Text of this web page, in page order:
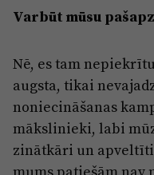
Varbūt mūsu
Nē, es tam
augsta, tikai
noniecināšanas
mākslinieki, labi
zinātkāri un
mums patiešām nav